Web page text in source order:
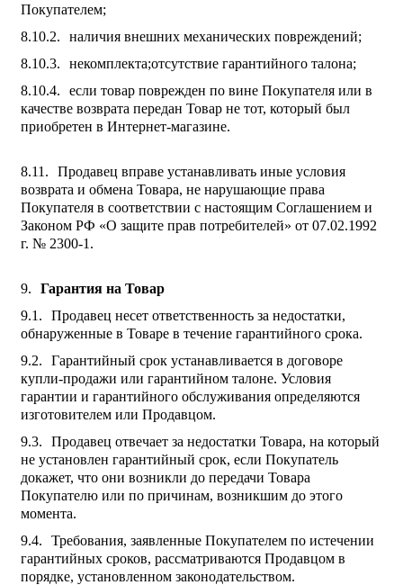
Покупателем;
наличия внешних механических повреждений;
некомплекта;отсутствие гарантийного талона;
если товар поврежден по вине Покупателя или в
качестве возврата передан Товар не тот, который был
приобретен в Интернет-магазине.
Продавец вправе устанавливать иные условия
возврата и обмена Товара, не нарушающие права
Покупателя в соответствии с настоящим Соглашением и
Законом РФ «О защите прав потребителей» от 07.02.1992
г. № 2300-1.
Гарантия на Товар
Продавец несет ответственность за недостатки,
обнаруженные в Товаре в течение гарантийного срока.
Гарантийный срок устанавливается в договоре
купли-продажи или гарантийном талоне. Условия
гарантии и гарантийного обслуживания определяются
изготовителем или Продавцом.
Продавец отвечает за недостатки Товара, на который
не установлен гарантийный срок, если Покупатель
докажет, что они возникли до передачи Товара
Покупателю или по причинам, возникшим до этого
момента.
Требования, заявленные Покупателем по истечении
гарантийных сроков, рассматриваются Продавцом в
порядке, установленном законодательством.